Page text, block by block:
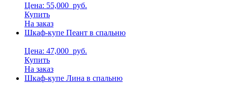
Цена: 55,000 руб.
Купить
На заказ
Шкаф-купе Пеант в спальню
Цена: 47,000 руб.
Купить
На заказ
Шкаф-купе Лина в спальню